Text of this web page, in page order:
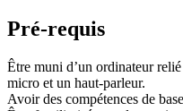
Pré-requis
Être muni d’un ordinateur
micro et un haut-parleur.
Avoir des compétences de